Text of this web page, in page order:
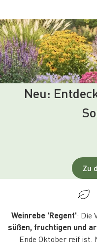
Neu:
Zu
Weinrebe 'Regent': Die
süßen, fruchtigen und
Ende Oktober reif ist.